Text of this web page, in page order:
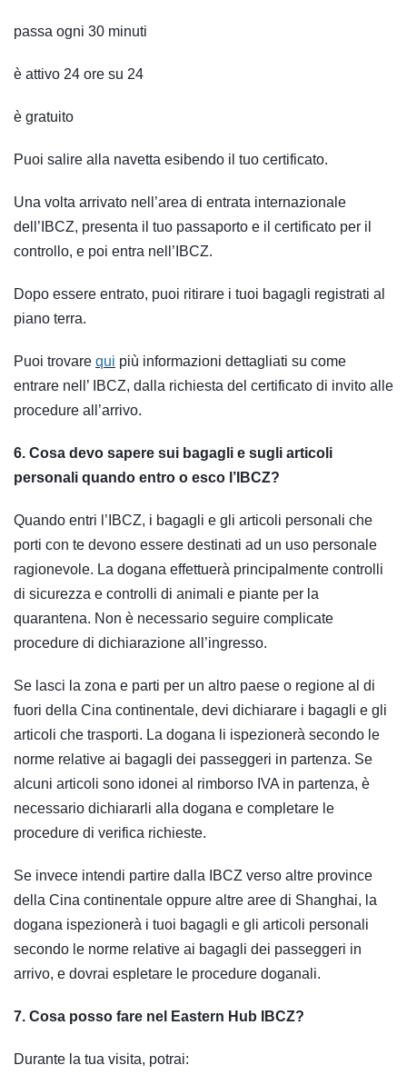
passa ogni 30 minuti
è attivo 24 ore su 24
è gratuito
Puoi salire alla navetta esibendo il tuo certificato.
Una volta arrivato nell’area di entrata internazionale
dell’IBCZ, presenta il tuo passaporto e il certificato per il
controllo, e poi entra nell’IBCZ.
Dopo essere entrato, puoi ritirare i tuoi bagagli registrati al
piano terra.
Puoi trovare qui più informazioni dettagliati su come
entrare nell’ IBCZ, dalla richiesta del certificato di invito alle
procedure all’arrivo.
6. Cosa devo sapere sui bagagli e sugli articoli
personali quando entro o esco l’IBCZ?
Quando entri l’IBCZ, i bagagli e gli articoli personali che
porti con te devono essere destinati ad un uso personale
ragionevole. La dogana effettuerà principalmente controlli
di sicurezza e controlli di animali e piante per la
quarantena. Non è necessario seguire complicate
procedure di dichiarazione all’ingresso.
Se lasci la zona e parti per un altro paese o regione al di
fuori della Cina continentale, devi dichiarare i bagagli e gli
articoli che trasporti. La dogana li ispezionerà secondo le
norme relative ai bagagli dei passeggeri in partenza. Se
alcuni articoli sono idonei al rimborso IVA in partenza, è
necessario dichiararli alla dogana e completare le
procedure di verifica richieste.
Se invece intendi partire dalla IBCZ verso altre province
della Cina continentale oppure altre aree di Shanghai, la
dogana ispezionerà i tuoi bagagli e gli articoli personali
secondo le norme relative ai bagagli dei passeggeri in
arrivo, e dovrai espletare le procedure doganali.
7. Cosa posso fare nel Eastern Hub IBCZ?
Durante la tua visita, potrai: